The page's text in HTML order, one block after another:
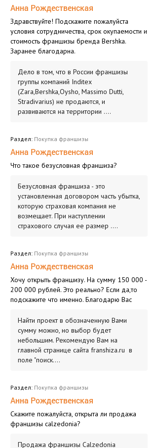
Анна Рождественская
Здравствуйте! Подскажите пожалуйста
условия сотрудничества, срок окупаемости и
стоимость франшизы бренда Bershka.
Заранее благодарна.
Дело в том, что в России франшизы
группы компаний Inditex
(Zara,Bershka,Oysho, Massimo Dutti,
Stradivarius) не продаются, и
развиваются на территории ....
Раздел: Покупка франшизы
Анна Рождественская
Что такое безусловная франшиза?
Безусловная франшиза - это
установленная договором часть убытка,
которую страховая компания не
возмещает. При наступлении
страхового случая ее размер ....
Раздел: Покупка франшизы
Анна Рождественская
Хочу открыть франшизу. На сумму 150 000 -
200 000 рублей. Это реально? Если да,то
подскажите что именно. Благодарю Вас
Найти проект в обозначенную Вами
сумму можно, но выбор будет
небольшим. Рекомендую Вам на
главной странице сайта franshiza.ru в
поле "поиск....
Раздел: Покупка франшизы
Анна Рождественская
Скажите пожалуйста, открыта ли продажа
франшизы calzedonia?
Продажа франшизы Calzedonia